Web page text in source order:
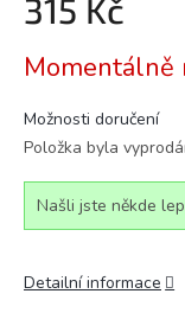
315 Kč
cena:
Momentálně
Možnosti doručení
Položka byla
Našli jste někde
Detailní informace